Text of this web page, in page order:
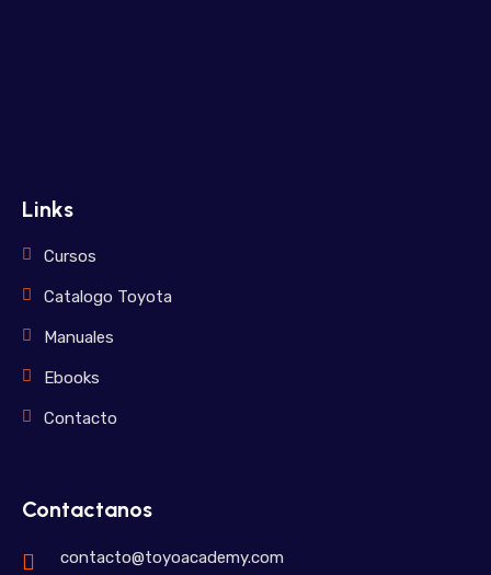
Links
Cursos
Catalogo Toyota
Manuales
Ebooks
Contacto
Contactanos
contacto@toyoacademy.com